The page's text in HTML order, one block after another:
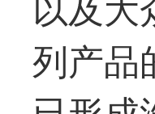
列产品